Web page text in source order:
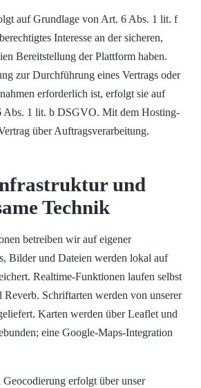
auf Grundlage von Art. 6 Abs. 1 lit. f
Interesse an der sicheren,
Bereitstellung der Plattform haben.
zur Durchführung eines Vertrags oder
erforderlich ist, erfolgt sie auf
Abs. 1 lit. b DSGVO. Mit dem Hosting-
über Auftragsverarbeitung.
und
Technik
betreiben wir auf eigener
Bilder und Dateien werden lokal auf
Realtime-Funktionen laufen selbst
Reverb. Schriftarten werden von unserer
Karten werden über Leaflet und
eine Google-Maps-Integration
erfolgt über unser